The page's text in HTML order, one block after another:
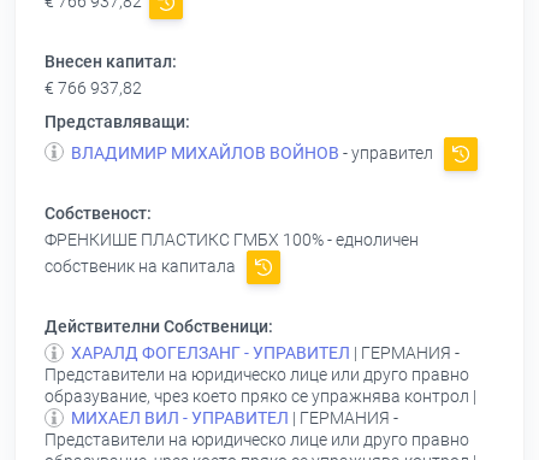
Внесен капитал:
€ 766 937,82
Представляващи:
ВЛАДИМИР МИХАЙЛОВ ВОЙНОВ - управител
Собственост:
ФРЕНКИШЕ ПЛАСТИКС ГМБХ 100% - едноличен
собственик на капитала
Действителни Собственици:
ХАРАЛД ФОГЕЛЗАНГ - УПРАВИТЕЛ | ГЕРМАНИЯ -
Представители на юридическо лице или друго правно
образувание, чрез което пряко се упражнява контрол |
МИХАЕЛ ВИЛ - УПРАВИТЕЛ | ГЕРМАНИЯ -
Представители на юридическо лице или друго правно